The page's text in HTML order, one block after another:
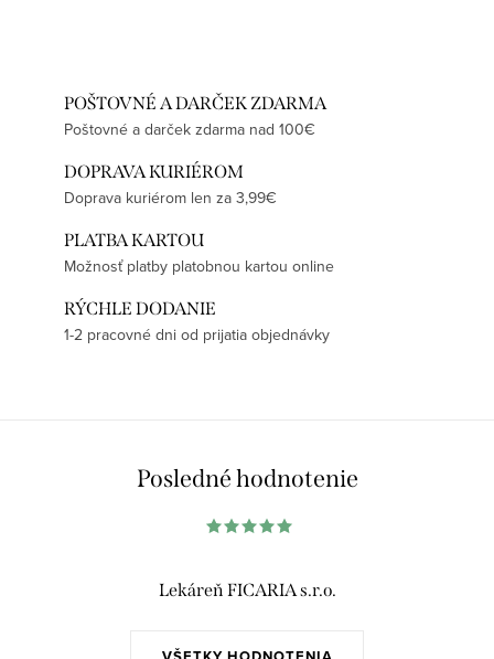
POŠTOVNÉ A DARČEK ZDARMA
Poštovné a darček zdarma nad 100€
DOPRAVA KURIÉROM
Doprava kuriérom len za 3,99€
PLATBA KARTOU
Možnosť platby platobnou kartou online
RÝCHLE DODANIE
1-2 pracovné dni od prijatia objednávky
Posledné hodnotenie
Lekáreň FICARIA s.r.o.